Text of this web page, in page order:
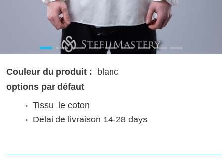
Couleur du produit :
blanc
options par défaut
Tissu
le coton
Délai de livraison 14-28 days